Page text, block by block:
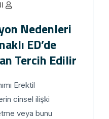
الصحة
Nedenleri
ED’de
Tercih Edilir?
Tanımı Erektil
cinsel ilişki
etme veya bunu